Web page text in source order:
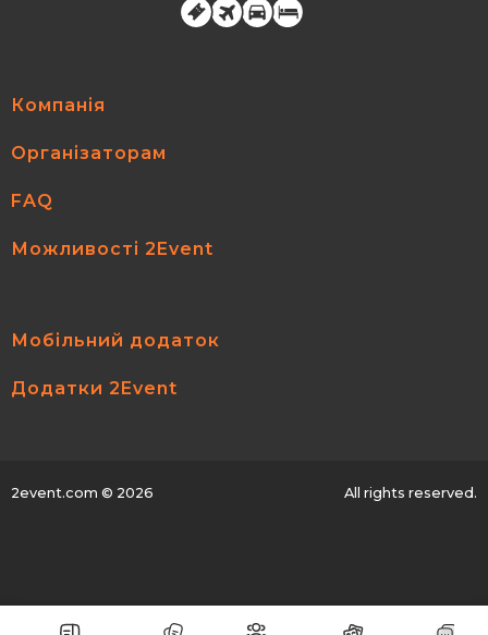
Компанія
Організаторам
FAQ
Можливості 2Event
Мобільний додаток
Додатки 2Event
2event.com © 2026 All rights reserved.